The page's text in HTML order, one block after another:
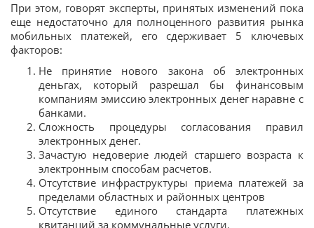
При этом, говорят эксперты, принятых изменений пока
еще недостаточно для полноценного развития рынка
мобильных платежей, его сдерживает 5 ключевых
факторов:
Не принятие нового закона об электронных
деньгах, который разрешал бы финансовым
компаниям эмиссию электронных денег наравне с
банками.
Сложность процедуры согласования правил
электронных денег.
Зачастую недоверие людей старшего возраста к
электронным способам расчетов.
Отсутствие инфраструктуры приема платежей за
пределами областных и районных центров
Отсутствие единого стандарта платежных
квитанций за коммунальные услуги.